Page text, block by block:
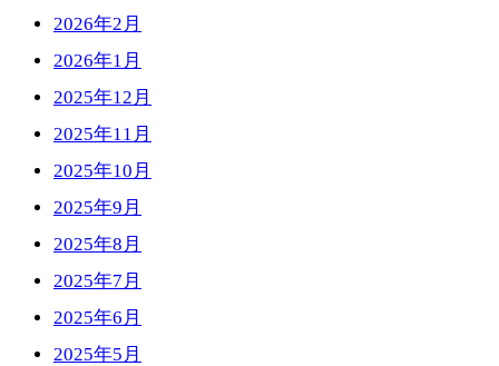
2026年2月
2026年1月
2025年12月
2025年11月
2025年10月
2025年9月
2025年8月
2025年7月
2025年6月
2025年5月